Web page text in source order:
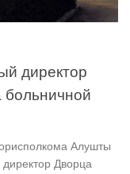
директор
больничной
Алушты
Дворца